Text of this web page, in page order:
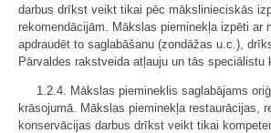
darbus drīkst veikt tikai pēc mākslinieciskās
rekomendācijām. Mākslas pieminekļa izpēti ar
apdraudēt to saglabāšanu (zondāžas u.c.),
Pārvaldes rakstveida atļauju un tās speciālistu
1.2.4. Mākslas piemineklis saglabājams
krāsojumā. Mākslas pieminekļa restaurācijas,
konservācijas darbus drīkst veikt tikai